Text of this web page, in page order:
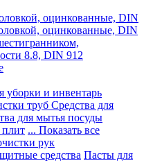
оцинкованные, DIN
оцинкованные, DIN
8.8, DIN 912
уборки и инвентарь
труб Средства для
для мытья посуды
плит ... Показать все
рук
средства Пасты для